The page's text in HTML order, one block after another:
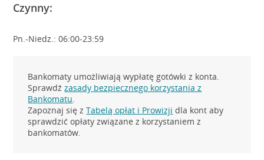
Czynny:
Pn.-Niedz.: 06:00-23:59
Bankomaty umożliwiają wypłatę gotówki z konta.
Sprawdźzasady bezpiecznego korzystania z
Bankomatu.
Zapoznaj się zTabelą opłat i Prowizji dla kont aby
sprawdzić opłaty związane z korzystaniem z
bankomatów.